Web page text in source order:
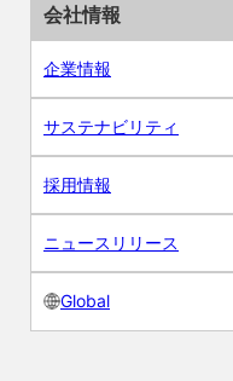
会社情報
企業情報
サステナビリティ
採用情報
ニュースリリース
Global